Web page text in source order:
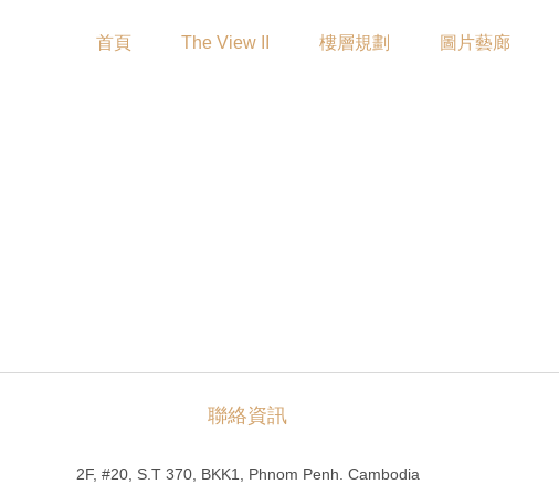
首頁 The View II 樓層規劃 圖片藝廊
聯絡資訊
2F, #20, S.T 370, BKK1, Phnom Penh. Cambodia